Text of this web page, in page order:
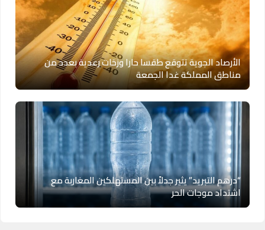
الأرصاد الجوية تتوقع طقسا حارا وزخات رعدية بعدد من
مناطق المملكة غدا الجمعة
“درهم التبريد” يثير جدلاً بين المستهلكين المغاربة مع
اشتداد موجات الحر